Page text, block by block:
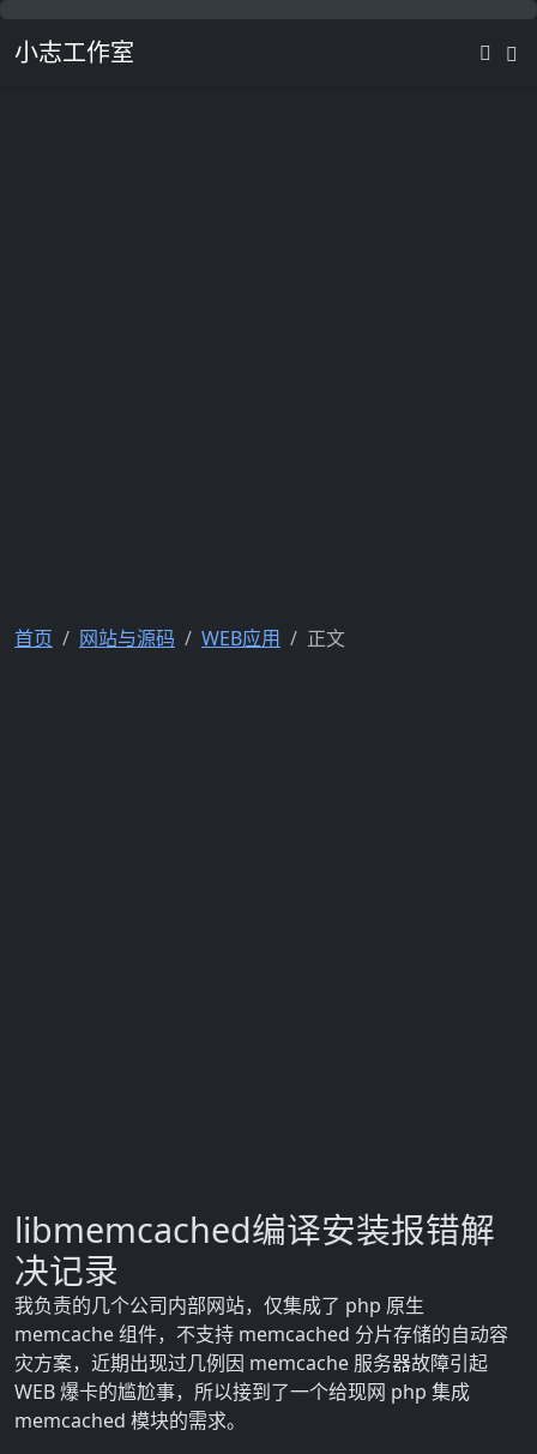
小志工作室
首页 网站与源码 WEB应用 正文
libmemcached编译安装报错解
决记录
我负责的几个公司内部网站，仅集成了 php 原生
memcache 组件，不支持 memcached 分片存储的自动容
灾方案，近期出现过几例因 memcache 服务器故障引起
WEB 爆卡的尴尬事，所以接到了一个给现网 php 集成
memcached 模块的需求。